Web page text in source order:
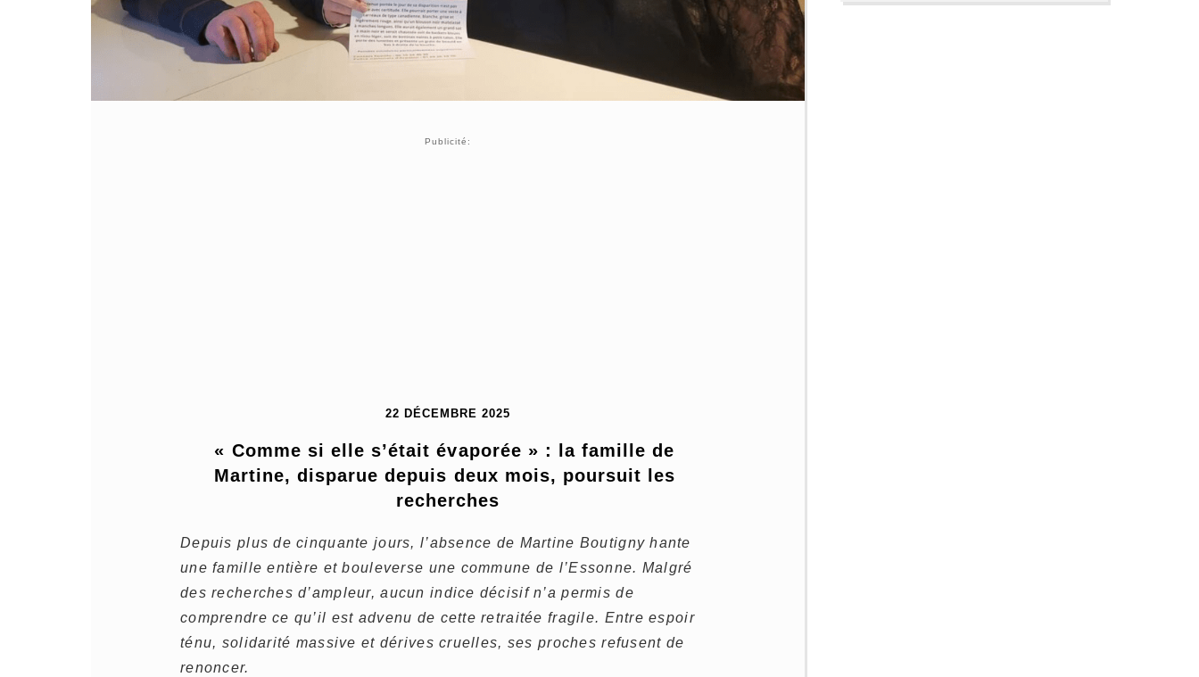
Publicité:
22 DÉCEMBRE 2025
« Comme si elle s’était évaporée » : la famille de
Martine, disparue depuis deux mois, poursuit les
recherches
Depuis plus de cinquante jours, l’absence de Martine Boutigny hante
une famille entière et bouleverse une commune de l’Essonne. Malgré
des recherches d’ampleur, aucun indice décisif n’a permis de
comprendre ce qu’il est advenu de cette retraitée fragile. Entre espoir
ténu, solidarité massive et dérives cruelles, ses proches refusent de
renoncer.